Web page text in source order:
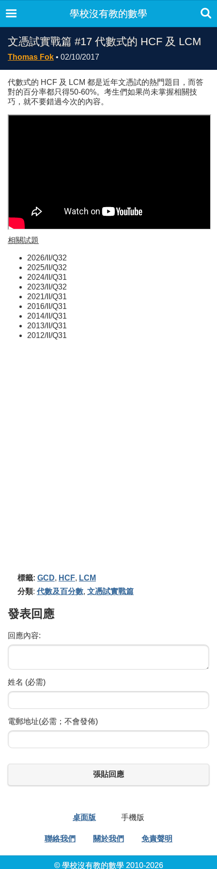
學校沒有教的數學
文憑試實戰篇 #17 代數式的 HCF 及 LCM
Thomas Fok • 02/10/2017
代數式的 HCF 及 LCM 都是近年文憑試的熱門題目，而答
對的百分率都只得50-60%。考生們如果尚未掌握相關技
巧，就不要錯過今次的內容。
相關試題
2026/II/Q32
2025/II/Q32
2024/II/Q31
2023/II/Q32
2021/II/Q31
2016/II/Q31
2014/II/Q31
2013/II/Q31
2012/II/Q31
標籤: GCD, HCF, LCM
分類: 代數及百分數, 文憑試實戰篇
發表回應
回應內容:
姓名 (必需)
電郵地址(必需；不會發佈)
張貼回應
桌面版 手機版
聯絡我們 關於我們 免責聲明
© 學校沒有教的數學 2010-2026